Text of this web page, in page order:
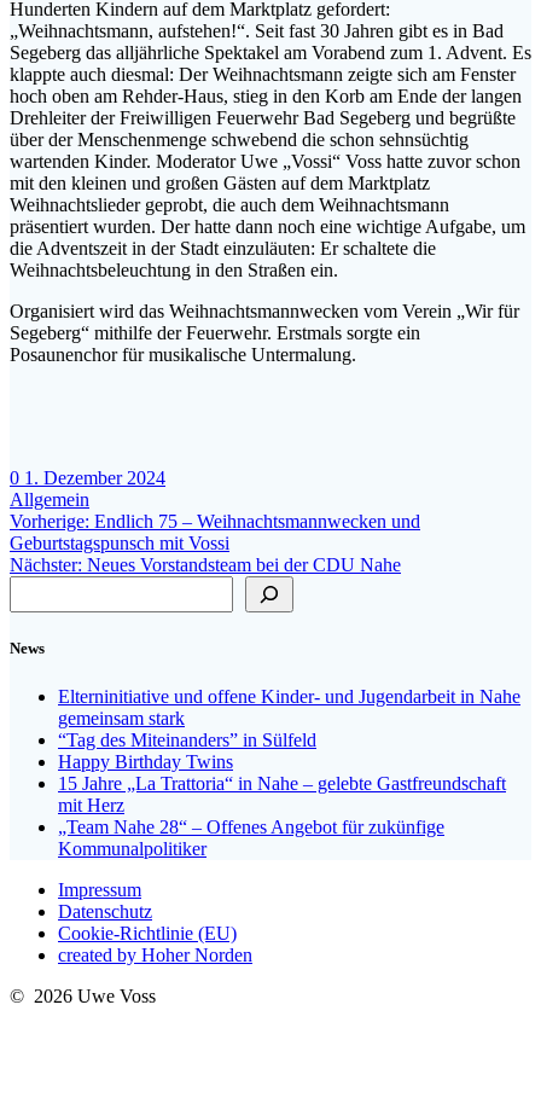
Hunderten Kindern auf dem Marktplatz gefordert:
„Weihnachtsmann, aufstehen!“. Seit fast 30 Jahren gibt es in Bad
Segeberg das alljährliche Spektakel am Vorabend zum 1. Advent. Es
klappte auch diesmal: Der Weihnachtsmann zeigte sich am Fenster
hoch oben am Rehder-Haus, stieg in den Korb am Ende der langen
Drehleiter der Freiwilligen Feuerwehr Bad Segeberg und begrüßte
über der Menschenmenge schwebend die schon sehnsüchtig
wartenden Kinder. Moderator Uwe „Vossi“ Voss hatte zuvor schon
mit den kleinen und großen Gästen auf dem Marktplatz
Weihnachtslieder geprobt, die auch dem Weihnachtsmann
präsentiert wurden. Der hatte dann noch eine wichtige Aufgabe, um
die Adventszeit in der Stadt einzuläuten: Er schaltete die
Weihnachtsbeleuchtung in den Straßen ein.
Organisiert wird das Weihnachtsmannwecken vom Verein „Wir für
Segeberg“ mithilfe der Feuerwehr. Erstmals sorgte ein
Posaunenchor für musikalische Untermalung.
0 1. Dezember 2024
Allgemein
Beitragsnavigation
Vorherige: Vorheriger
Beitrag:
Endlich 75 – Weihnachtsmannwecken und
Geburtstagspunsch mit Vossi
Nächster: Nächster
Neues Vorstandsteam bei der CDU Nahe
News
Elterninitiative und offene Kinder- und Jugendarbeit in Nahe
gemeinsam stark
“Tag des Miteinanders” in Sülfeld
Happy Birthday Twins
15 Jahre „La Trattoria“ in Nahe – gelebte Gastfreundschaft
mit Herz
„Team Nahe 28“ – Offenes Angebot für zukünfige
Kommunalpolitiker
Impressum
Datenschutz
Cookie-Richtlinie (EU)
created by Hoher Norden
© 2026 Uwe Voss